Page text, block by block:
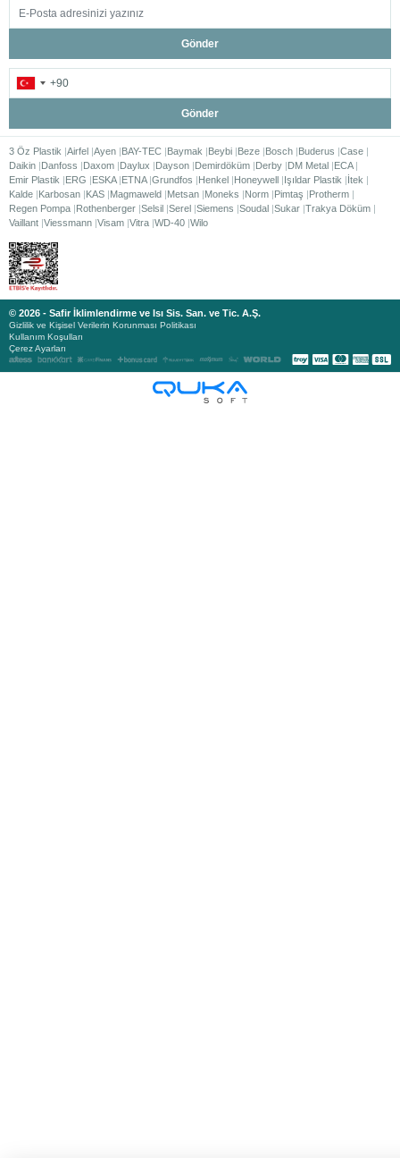
Gönder
Gönder
3 Öz Plastik Airfel Ayen BAY-TEC Baymak Beybi Beze Bosch Buderus Case
Daikin Danfoss Daxom Daylux Dayson Demirdöküm Derby DM Metal ECA
Emir Plastik
ERG ESKA ETNA Grundfos Henkel Honeywell Işıldar Plastik
İtek
Kalde Karbosan KAS Magmaweld Metsan Moneks Norm Pimtaş
Protherm
Regen Pompa Rothenberger Selsil Serel Siemens Soudal Sukar Trakya Döküm
Vaillant Viessmann Visam Vitra WD-40 Wilo
© 2026 - Safir İklimlendirme ve Isı Sis. San. ve Tic. A.Ş.
Gizlilik ve Kişisel Verilerin Korunması Politikası
Kullanım Koşulları
Çerez Ayarları